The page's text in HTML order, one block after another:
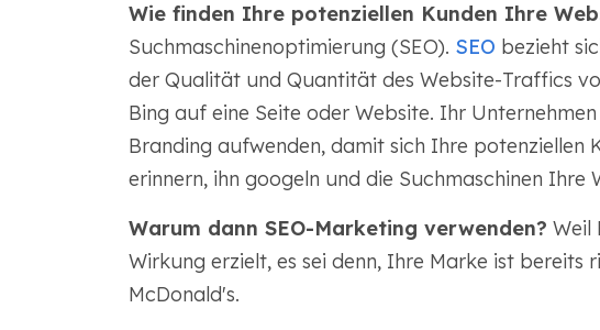
Wie finden Ihre potenziellen Kunden Ihre
Suchmaschinenoptimierung (SEO). SEO bezieht
der Qualität und Quantität des Website-Traffics
Bing auf eine Seite oder Website. Ihr
Branding aufwenden, damit sich Ihre potenziellen
erinnern, ihn googeln und die Suchmaschinen Ihre
Warum dann SEO-Marketing verwenden? Weil
Wirkung erzielt, es sei denn, Ihre Marke ist bereits
McDonald's.